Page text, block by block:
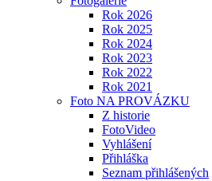
Rok 2026
Rok 2025
Rok 2024
Rok 2023
Rok 2022
Rok 2021
Foto NA PROVÁZKU
Z historie
FotoVideo
Vyhlášení
Přihláška
Seznam přihlášených